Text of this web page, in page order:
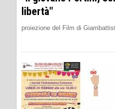
libertà"
proiezione del Film di